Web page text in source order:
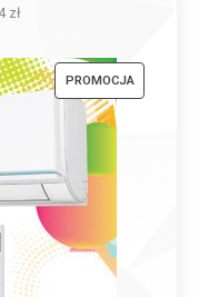
zł
PROMOCJAPRODUKT